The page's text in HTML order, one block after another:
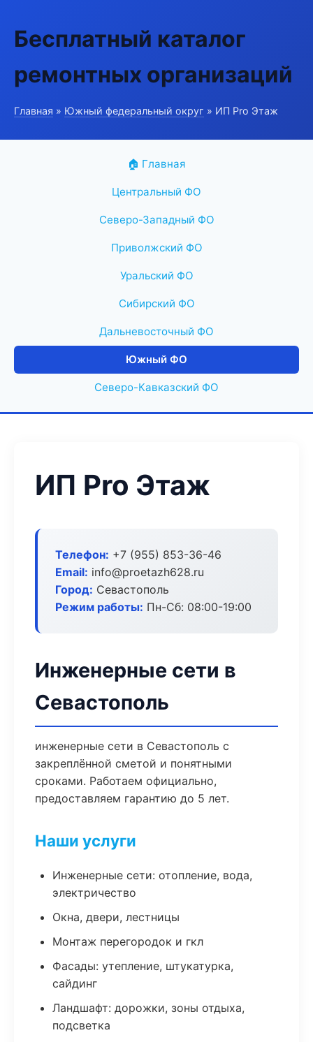
Бесплатный каталог
ремонтных организаций
Главная » Южный федеральный округ » ИП Pro Этаж
🏠 Главная
Центральный ФО
Северо-Западный ФО
Приволжский ФО
Уральский ФО
Сибирский ФО
Дальневосточный ФО
Южный ФО
Северо-Кавказский ФО
ИП Pro Этаж
Телефон: +7 (955) 853-36-46
Email: info@proetazh628.ru
Город: Севастополь
Режим работы: Пн-Сб: 08:00-19:00
Инженерные сети в
Севастополь
инженерные сети в Севастополь с
закреплённой сметой и понятными
сроками. Работаем официально,
предоставляем гарантию до 5 лет.
Наши услуги
Инженерные сети: отопление, вода,
электричество
Окна, двери, лестницы
Монтаж перегородок и гкл
Фасады: утепление, штукатурка,
сайдинг
Ландшафт: дорожки, зоны отдыха,
подсветка